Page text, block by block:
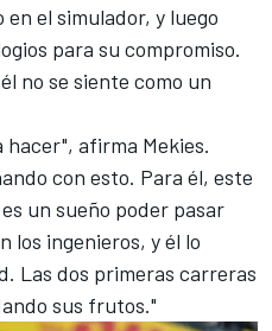
el simulador, y luego
para su compromiso.
no se siente como un
hacer", afirma Mekies.
con esto. Para él, este
un sueño poder pasar
los ingenieros, y él lo
Las dos primeras carreras
sus frutos."